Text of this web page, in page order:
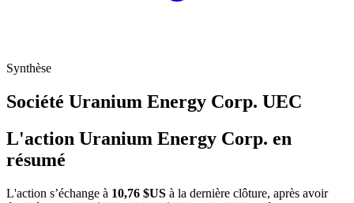
Synthèse
Société Uranium Energy Corp. UEC
L'action Uranium Energy Corp. en
résumé
L'action s’échange à 10,76 $US à la dernière clôture, après avoir